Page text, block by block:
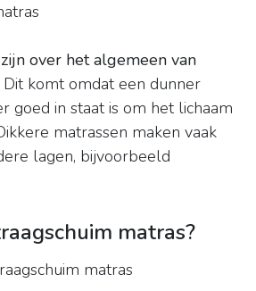
over het algemeen van
Dit komt omdat een dunner
goed in staat is om het lichaam
matrassen maken vaak
lagen, bijvoorbeeld
matras?
matras